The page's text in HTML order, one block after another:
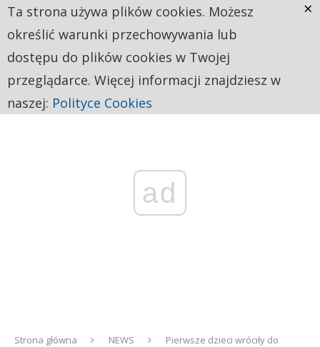
ad
Strona główna NEWS
Pierwsze dzieci wróciły do
Ta strona używa plików cookies. Możesz
określić warunki przechowywania lub
dostępu do plików cookies w Twojej
przeglądarce. Więcej informacji znajdziesz w
naszej: Polityce Cookies
×